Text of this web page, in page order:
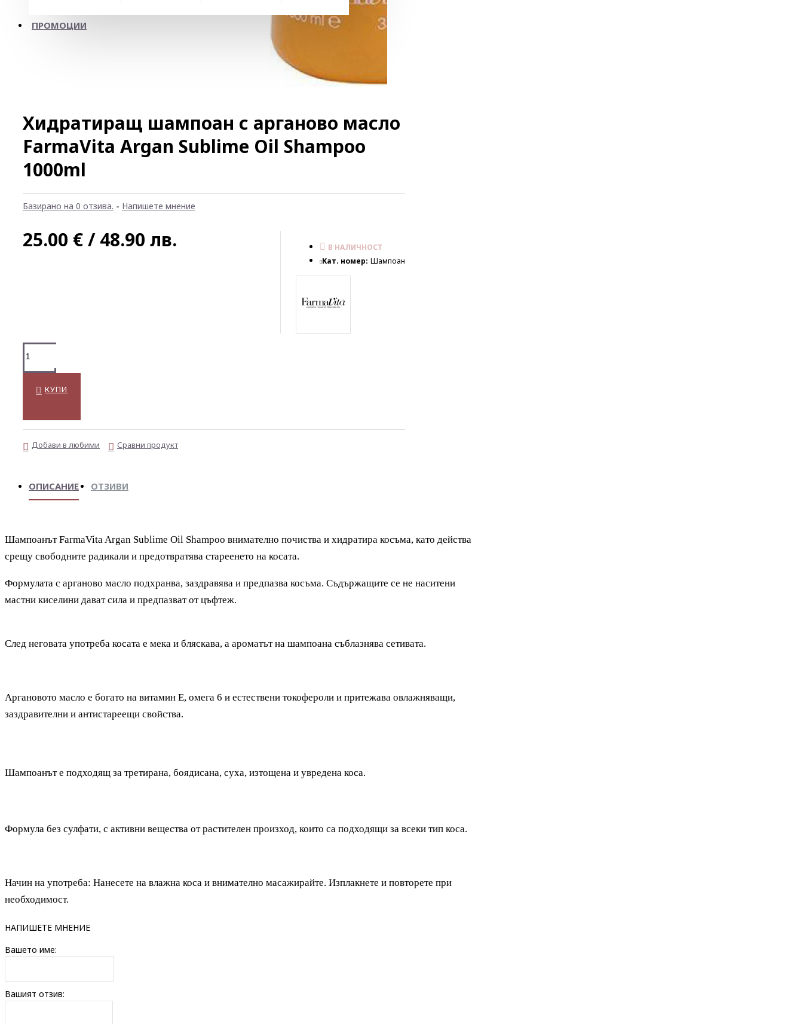
ПРОМОЦИИ
Хидратиращ шампоан с арганово масло
FarmaVita Argan Sublime Oil Shampoo
1000ml
Базирано на 0 отзива. - Напишете мнение
25.00 € / 48.90 лв.
В НАЛИЧНОСТ
Кат. номер: Шампоан
КУПИ
Добави в любими Сравни продукт
ОПИСАНИЕ ОТЗИВИ
ШампоанътFarmaVita Argan Sublime Oil Shampoo внимателно почиства и хидратира косъма, като действа
срещу свободните радикали и предотвратява стареенето на косата.
Формулата с арганово масло подхранва, заздравява и предпазва косъма. Съдържащите се не наситени
мастни киселини дават сила и предпазват от цъфтеж.
След неговата употреба косата е мека и бляскава, а ароматът на шампоана съблазнява сетивата.
Аргановото масло е богато на витамин Е, омега 6 и естествени токофероли и притежава овлажняващи,
заздравителни и антистареещи свойства.
Шампоанът е подходящ за третирана, боядисана, суха, изтощена и увредена коса.
Формула без сулфати, с активни вещества от растителен произход, които са подходящи за всеки тип коса.
Начин на употреба: Нанесете на влажна коса и внимателно масажирайте. Изплакнете и повторете при
необходимост.
НАПИШЕТЕ МНЕНИЕ
Вашето име:
Вашият отзив: